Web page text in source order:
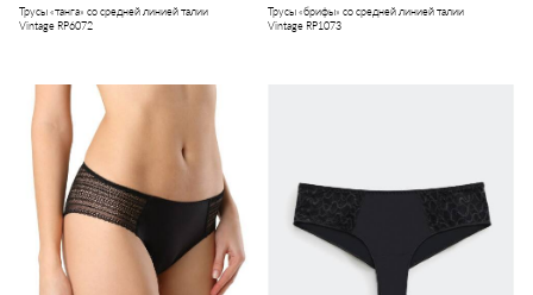
Трусы «танга» со средней линией талии
Vintage RP6072
Трусы «брифы» со средней линией талии
Vintage RP1073